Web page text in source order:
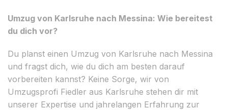
Umzug von Karlsruhe nach Messina: Wie bereitest
du dich vor?
Du planst einen Umzug von Karlsruhe nach Messina
und fragst dich, wie du dich am besten darauf
vorbereiten kannst? Keine Sorge, wir von
Umzugsprofi Fiedler aus Karlsruhe stehen dir mit
unserer Expertise und jahrelangen Erfahrung zur